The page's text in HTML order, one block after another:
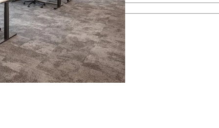
Immobilienprozess.
kennen.